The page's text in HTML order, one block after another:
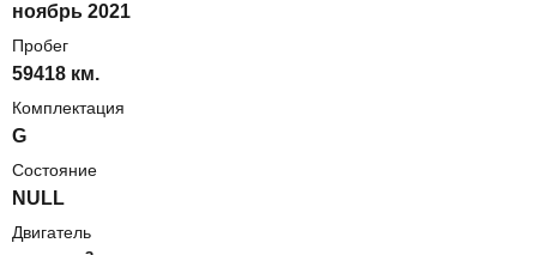
ноябрь 2021
Пробег
59418 км.
Комплектация
G
Состояние
NULL
Двигатель